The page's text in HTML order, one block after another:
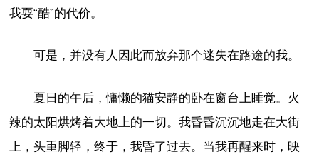
我耍“酷”的代价。
可是，并没有人因此而放弃那个迷失在路途的我。
夏日的午后，慵懒的猫安静的卧在窗台上睡觉。火
辣的太阳烘烤着大地上的一切。我昏昏沉沉地走在大街
上，头重脚轻，终于，我昏了过去。当我再醒来时，映